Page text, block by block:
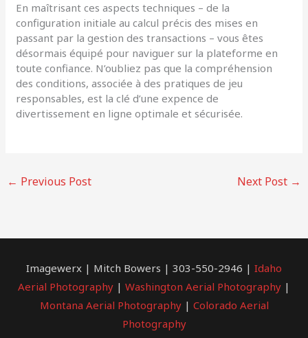
En maîtrisant ces aspects techniques – de la
configuration initiale au calcul précis des mises en
passant par la gestion des transactions – vous êtes
désormais équipé pour naviguer sur la plateforme en
toute confiance. N’oubliez pas que la compréhension
des conditions, associée à des pratiques de jeu
responsables, est la clé d’une expence de
divertissement en ligne optimale et sécurisée.
← Previous Post Next Post →
Imagewerx | Mitch Bowers | 303-550-2946 | Idaho
Aerial Photography | Washington Aerial Photography |
Montana Aerial Photography| Colorado Aerial
Photography